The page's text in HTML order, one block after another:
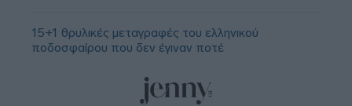
15+1 θρυλικές μεταγραφές του ελληνικού
ποδοσφαίρου που δεν έγιναν ποτέ